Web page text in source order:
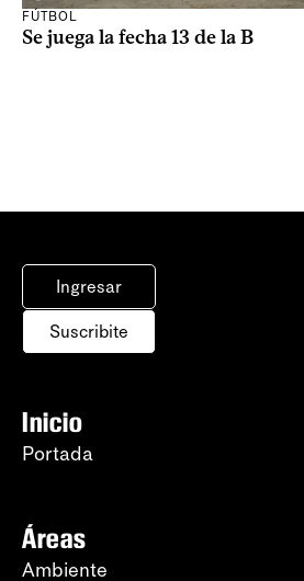
FÚTBOL
Se juega la fecha 13 de la B
Ingresar
Suscribite
Inicio
Portada
Áreas
Ambiente